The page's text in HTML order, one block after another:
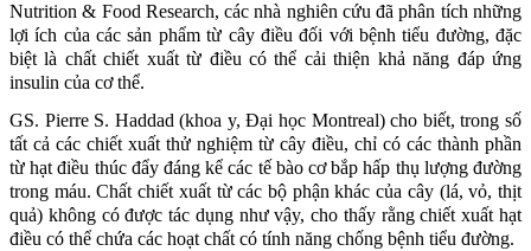
Nutrition & Food Research, các nhà nghiên cứu đã phân tích những
lợi ích của các sản phẩm từ cây điều đối với bệnh tiểu đường, đặc
biệt là chất chiết xuất từ điều có thể cải thiện khả năng đáp ứng
insulin của cơ thể.
GS. Pierre S. Haddad (khoa y, Đại học Montreal) cho biết, trong số
tất cả các chiết xuất thử nghiệm từ cây điều, chỉ có các thành phần
từ hạt điều thúc đẩy đáng kể các tế bào cơ bắp hấp thụ lượng đường
trong máu. Chất chiết xuất từ các bộ phận khác của cây (lá, vỏ, thịt
quả) không có được tác dụng như vậy, cho thấy rằng chiết xuất hạt
điều có thể chứa các hoạt chất có tính năng chống bệnh tiểu đường.